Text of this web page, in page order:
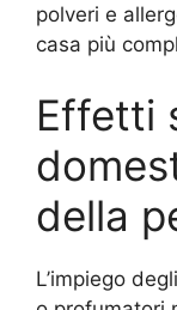
polveri e
casa più
Effetti
della
L’impiego